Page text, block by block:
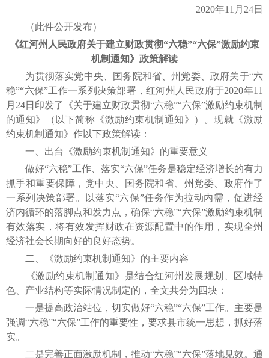
2020年11月24日
（此件公开发布）
《红河州人民政府关于建立财政贯彻“六稳”“六保”激励约束
机制通知》政策解读
为贯彻落实党中央、国务院和省、州党委、政府关于“六
稳”“六保”工作一系列决策部署，红河州人民政府于2020年11
月24日印发了《关于建立财政贯彻“六稳”“六保”激励约束机制
的通知》（以下简称《激励约束机制通知》）。现就《激励
约束机制通知》作以下政策解读：
一、出台《激励约束机制通知》的重要意义
做好“六稳”工作、落实“六保”任务是稳定经济增长的有力
抓手和重要保障，党中央、国务院和省、州党委、政府作了
一系列决策部署。以落实“六保”任务作为拉动内需，促进经
济内循环的落脚点和发力点，确保“六稳”“六保”激励约束机制
有效落实，将有效发挥财政在资源配置中的作用，实现全州
经济社会长期向好的良好态势。
二、《激励约束机制通知》的主要内容
《激励约束机制通知》是结合红河州发展规划、区域特
色、产业结构等实际情况制定的，全文共分为四块：
一是提高政治站位，切实做好“六稳”“六保”工作。主要是
强调“六稳”“六保”工作的重要性，要求县市统一思想，抓好落
实。
二是完善正面激励机制，推动“六稳”“六保”落地见效。通